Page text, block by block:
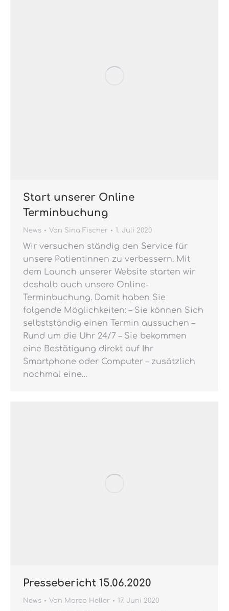
Start unserer Online
Terminbuchung
News Von Sina Fischer 1. Juli 2020
Wir versuchen ständig den Service für
unsere Patientinnen zu verbessern. Mit
dem Launch unserer Website starten wir
deshalb auch unsere Online-
Terminbuchung. Damit haben Sie
folgende Möglichkeiten: – Sie können Sich
selbstständig einen Termin aussuchen –
Rund um die Uhr 24/7 – Sie bekommen
eine Bestätigung direkt auf Ihr
Smartphone oder Computer – zusätzlich
nochmal eine…
Pressebericht 15.06.2020
News Von Marco Heller 17. Juni 2020